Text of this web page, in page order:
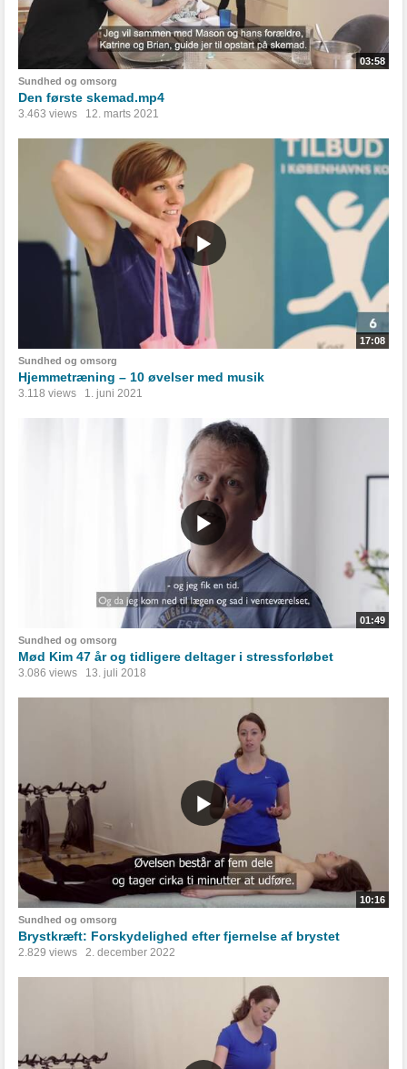
03:58
Sundhed og omsorg
Den første skemad.mp4
3.463 views 12. marts 2021
17:08
Sundhed og omsorg
Hjemmetræning – 10 øvelser med musik
3.118 views 1. juni 2021
01:49
Sundhed og omsorg
Mød Kim 47 år og tidligere deltager i stressforløbet
3.086 views 13. juli 2018
10:16
Sundhed og omsorg
Brystkræft: Forskydelighed efter fjernelse af brystet
2.829 views 2. december 2022